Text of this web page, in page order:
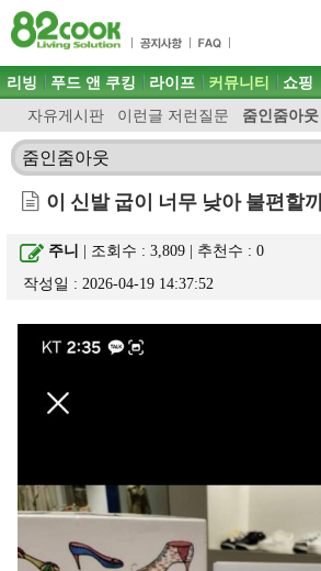
목차
주메뉴 바로가기
컨텐츠 바로가기
검색 바로가기
로그인 바로가기
주메뉴
리빙 푸드 앤 쿠킹 라이프 커뮤니티
자유게시판 이런글 저런질문 줌인줌아웃
쇼핑
줌인줌아웃
이 신발 굽이 너무 낮아 불편할
주니 | 조회수 : 3,809 | 추천수 :0
작성일 : 2026-04-19 14:37:52